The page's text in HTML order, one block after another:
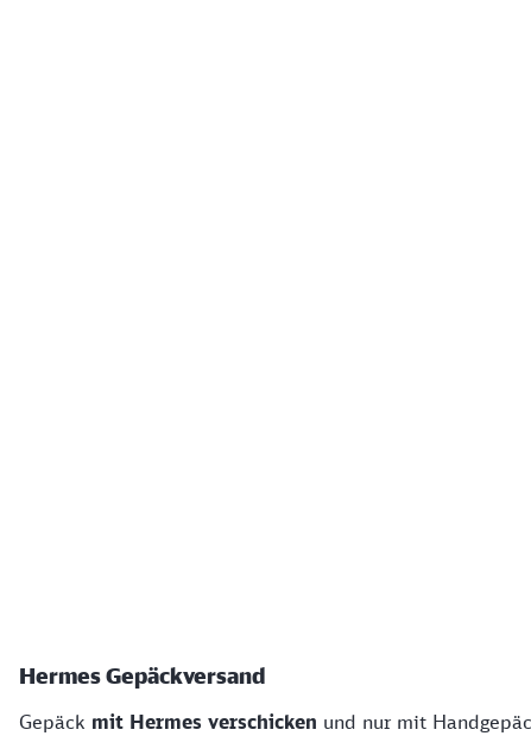
Hermes Gepäckversand
Gepäck mit Hermes verschicken und nur mit